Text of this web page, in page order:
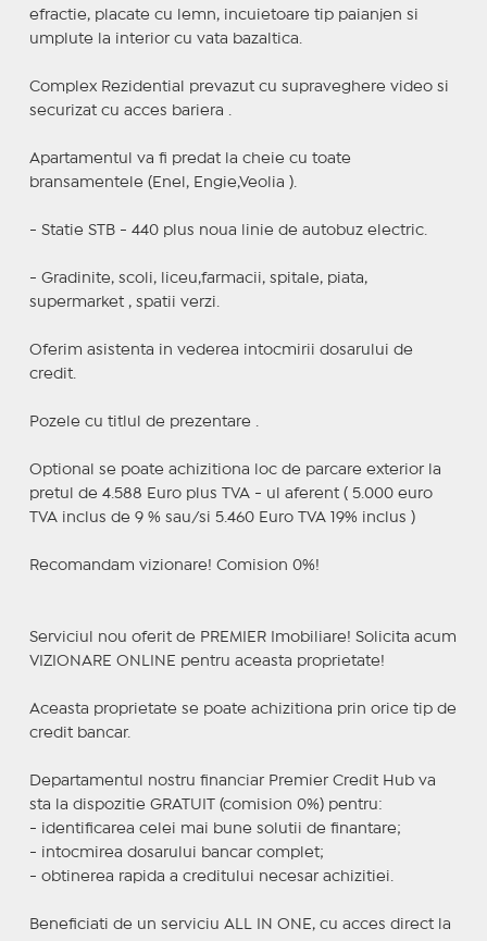
efractie, placate cu lemn, incuietoare tip paianjen si
umplute la interior cu vata bazaltica.
Complex Rezidential prevazut cu supraveghere video si
securizat cu acces bariera .
Apartamentul va fi predat la cheie cu toate
bransamentele (Enel, Engie,Veolia ).
- Statie STB - 440 plus noua linie de autobuz electric.
- Gradinite, scoli, liceu,farmacii, spitale, piata,
supermarket , spatii verzi.
Oferim asistenta in vederea intocmirii dosarului de
credit.
Pozele cu titlul de prezentare .
Optional se poate achizitiona loc de parcare exterior la
pretul de 4.588 Euro plus TVA - ul aferent ( 5.000 euro
TVA inclus de 9 % sau/si 5.460 Euro TVA 19% inclus )
Recomandam vizionare! Comision 0%!
Serviciul nou oferit de PREMIER Imobiliare! Solicita acum
VIZIONARE ONLINE pentru aceasta proprietate!
Aceasta proprietate se poate achizitiona prin orice tip de
credit bancar.
Departamentul nostru financiar Premier Credit Hub va
sta la dispozitie GRATUIT (comision 0%) pentru:
- identificarea celei mai bune solutii de finantare;
- intocmirea dosarului bancar complet;
- obtinerea rapida a creditului necesar achizitiei.
Beneficiati de un serviciu ALL IN ONE, cu acces direct la